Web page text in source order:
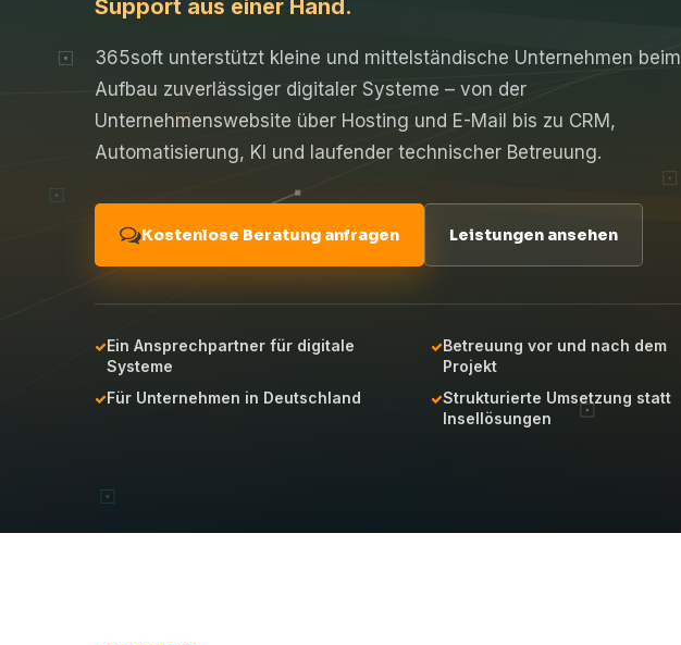
Support aus einer Hand.
365soft unterstützt kleine und mittelständische Unternehmen beim
Aufbau zuverlässiger digitaler Systeme – von der
Unternehmenswebsite über Hosting und E-Mail bis zu CRM,
Automatisierung, KI und laufender technischer Betreuung.
Kostenlose Beratung anfragen Leistungen ansehen
Ein Ansprechpartner für digitale
Systeme
Betreuung vor und nach dem
Projekt
Für Unternehmen in Deutschland
Strukturierte Umsetzung statt
Insellösungen